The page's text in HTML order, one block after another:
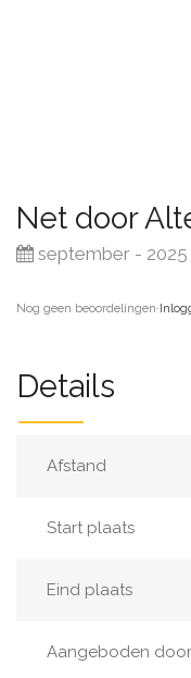
Net door
september - 2025
Nog geen beoordelingen·
Details
Afstand
Start plaats
Eind plaats
Aangeboden door